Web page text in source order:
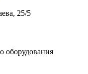
25/5
оборудования